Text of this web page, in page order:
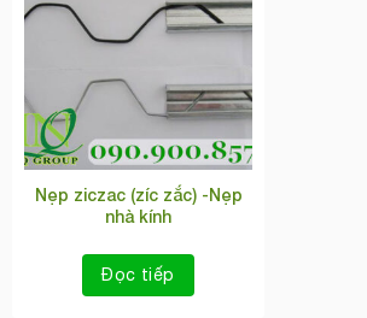
Nẹp ziczac (zíc zắc) -Nẹp
nhà kính
Đọc tiếp